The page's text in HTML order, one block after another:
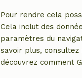
Pour rendre cela
Cela inclut des
paramètres du
savoir plus,
découvrez comment